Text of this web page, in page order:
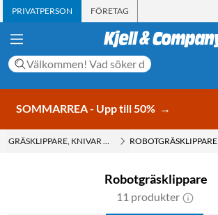
PRIVATPERSON FÖRETAG
SOMMARREA - Upp till 50% →
GRÄSKLIPPARE, KNIVAR OCH ANDRA TILLBEHÖR
ROBOTGRÄSKLIPPARE
Robotgräsklippare
11 produkter